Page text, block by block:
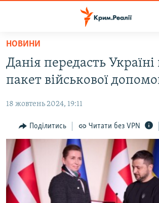
Перейти
основного
матеріалу
до
навігації
Перейти
пошуку
ВОДА.КРИМ
ПОЛІТИКА
БЛОГИ
ПОГЛЯД
ІНТЕРВ'Ю
ВСЕ ЗА ДЕНЬ
СПЕЦПРОЕКТИ
НОВИНИ
Данія передасть
пакет військової
18 жовтень 2024, 19:11
Поділитись Читати без VPN